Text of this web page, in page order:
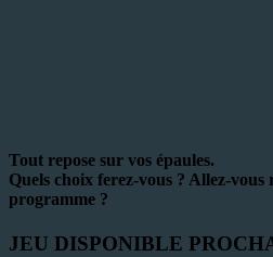
Tout repose sur vos épaules.
Quels choix ferez-vous ? Allez-
programme ?
JEU DISPONIBLE